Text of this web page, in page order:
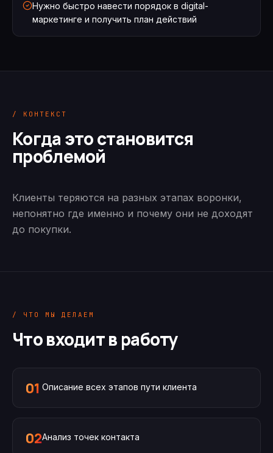
Нужно быстро навести порядок в digital-
маркетинге и получить план действий
/ КОНТЕКСТ
Когда это становится
проблемой
Клиенты теряются на разных этапах воронки,
непонятно где именно и почему они не доходят
до покупки.
/ ЧТО МЫ ДЕЛАЕМ
Что входит в работу
01 Описание всех этапов пути клиента
02Анализ точек контакта